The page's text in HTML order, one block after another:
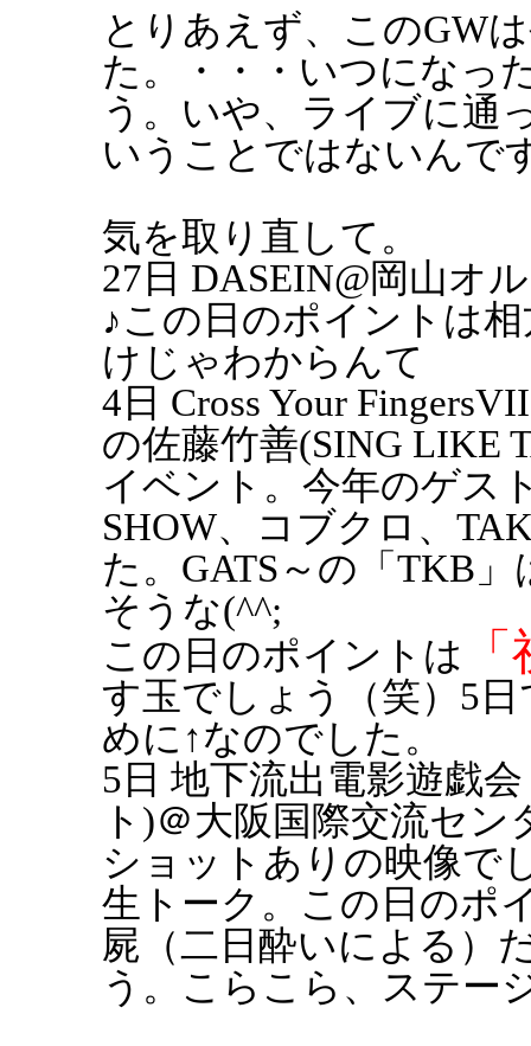
とりあえず、このGW
た。・・・いつになっ
う。いや、ライブに通
いうことではないんで
気を取り直して。
27日 DASEIN@岡山オ
♪この日のポイントは
けじゃわからんて
4日 Cross Your
の佐藤竹善(SING LIKE
イベント。今年のゲス
SHOW、コブクロ、
た。GATS～の「TKB
そうな(^^;
この日のポイントは
す玉でしょう（笑）5
めに↑なのでした。
5日 地下流出電影遊戯
ト)＠大阪国際交流セ
ショットありの映像で
生トーク。この日のポ
屍（二日酔いによる）
う。こらこら、ステー